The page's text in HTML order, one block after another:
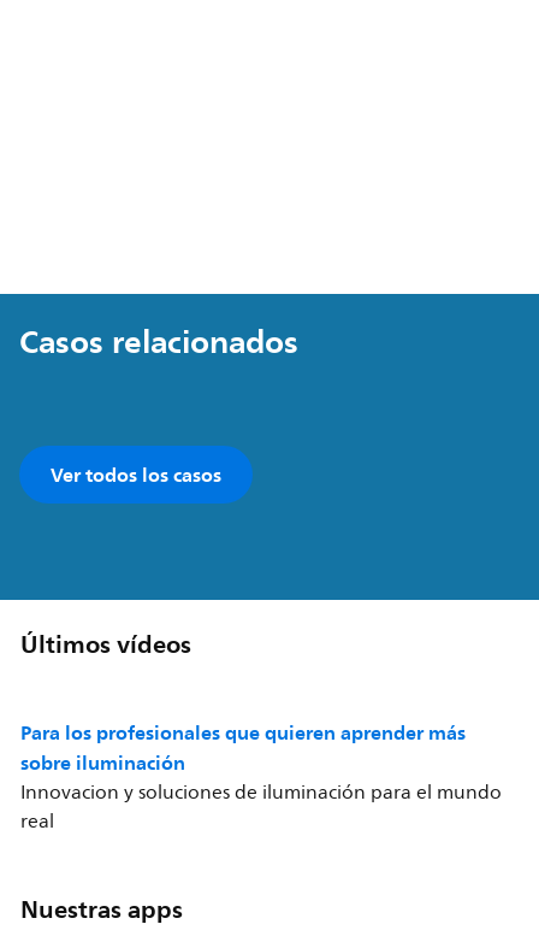
Casos relacionados
Ver todos los casos
Últimos vídeos
Para los profesionales que quieren aprender más
sobre iluminación
Innovacion y soluciones de iluminación para el mundo
real
Nuestras apps